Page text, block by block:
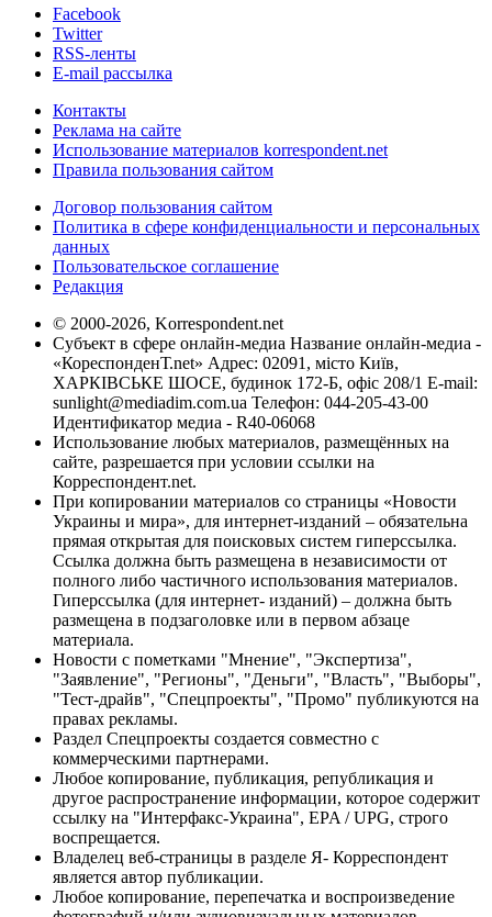
Facebook
Twitter
RSS-ленты
E-mail рассылка
Контакты
Реклама на сайте
Использование материалов korrespondent.net
Правила пользования сайтом
Договор пользования сайтом
Политика в сфере конфиденциальности и персональных
данных
Пользовательское соглашение
Редакция
© 2000-2026, Korrespondent.net
Субъект в сфере онлайн-медиа Название онлайн-медиа -
«КореспонденТ.net» Адрес: 02091, місто Київ,
ХАРКІВСЬКЕ ШОСЕ, будинок 172-Б, офіс 208/1 E-mail:
sunlight@mediadim.com.ua Телефон: 044-205-43-00
Идентификатор медиа - R40-06068
Использование любых материалов, размещённых на
сайте, разрешается при условии ссылки на
Корреспондент.net.
При копировании материалов со страницы «Новости
Украины и мира», для интернет-изданий – обязательна
прямая открытая для поисковых систем гиперссылка.
Ссылка должна быть размещена в независимости от
полного либо частичного использования материалов.
Гиперссылка (для интернет- изданий) – должна быть
размещена в подзаголовке или в первом абзаце
материала.
Новости с пометками "Мнение", "Экспертиза",
"Заявление", "Регионы", "Деньги", "Власть", "Выборы",
"Тест-драйв", "Спецпроекты", "Промо" публикуются на
правах рекламы.
Раздел Спецпроекты создается совместно с
коммерческими партнерами.
Любое копирование, публикация, републикация и
другое распространение информации, которое содержит
ссылку на "Интерфакс-Украина", EPA / UPG, строго
воспрещается.
Владелец веб-страницы в разделе Я- Корреспондент
является автор публикации.
Любое копирование, перепечатка и воспроизведение